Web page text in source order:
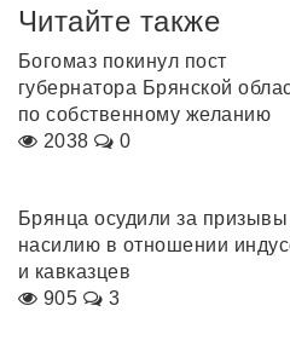
Читайте также
Богомаз покинул пост
губернатора Брянской
по собственному желанию
2038
0
Брянца осудили за призывы
насилию в отношении
и кавказцев
905
3